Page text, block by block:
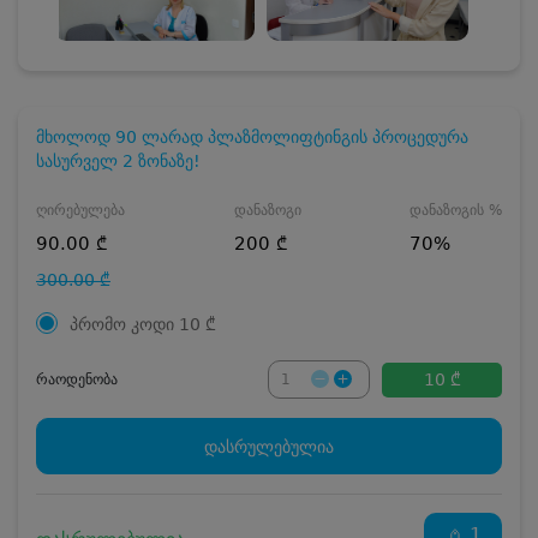
მხოლოდ 90 ლარად პლაზმოლიფტინგის პროცედურა
სასურველ 2 ზონაზე!
ღირებულება
90.00 ₾
300.00 ₾
დანაზოგი
200 ₾
დანაზოგის %
70%
პრომო კოდი 10 ₾
რაოდენობა 10 ₾
დასრულებულია